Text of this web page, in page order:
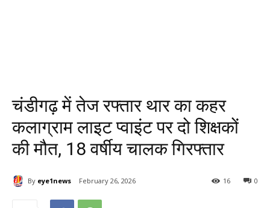
चंडीगढ़ में तेज रफ्तार थार का कहर
कलाग्राम लाइट प्वाइंट पर दो शिक्षकों
की मौत, 18 वर्षीय चालक गिरफ्तार
By eye1news February 26, 2026 0
16